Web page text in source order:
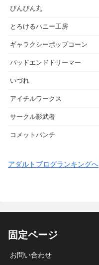
ぴんぴん丸
とろけるハニー工房
ギャラクシーポップコーン
バッドエンドドリーマー
いづれ
アイチルワークス
サークル影武者
コメットパンチ
アダルトブログランキングへ
固定ページ
お問い合わせ